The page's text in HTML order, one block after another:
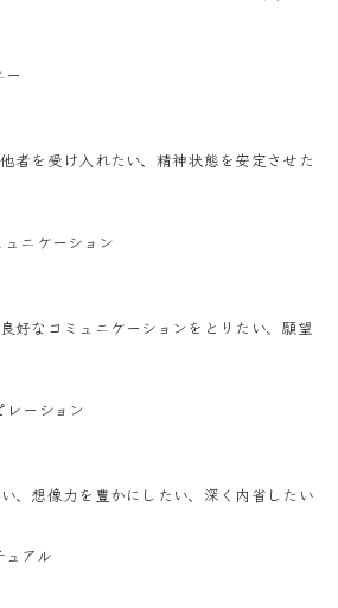
者を受け入れたい、精神状態を安定させた
ニケーション
好なコミュニケーションをとりたい、願望
ーション
、想像力を豊かにしたい、深く内省したい
アル